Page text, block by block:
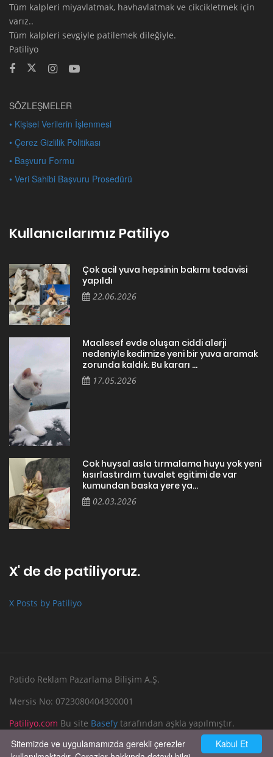
Tüm kalpleri miyavlatmak, havhavlatmak ve cikcikletmek için
varız..
Tüm kalpleri sevgiyle patilemek dileğiyle.
Patiliyo
SÖZLEŞMELER
• Kişisel Verilerin İşlenmesi
• Çerez Gizlilik Politikası
• Başvuru Formu
• Veri Sahibi Başvuru Prosedürü
Kullanıcılarımız Patiliyo
Çok acil yuva hepsinin bakımı tedavisi
yapıldı
22.06.2026
Maalesef evde oluşan ciddi alerji
nedeniyle kedimize yeni bir yuva aramak
zorunda kaldık. Bu kararı ...
17.05.2026
Cok huysal asla tırmalama huyu yok yeni
kısırlastırdım tuvalet egitimi de var
kumundan baska yere ya...
02.03.2026
X' de de patiliyoruz.
X Posts by Patiliyo
Patido Reklam Pazarlama Bilişim A.Ş.
Mersis No: 0723080404300001
Patiliyo.com Bu site Basefy tarafından aşkla yapılmıştır.
Reklam Verin
Bize Yazın
Kabul Et
Sitemizde ve uygulamamızda gerekli çerezler